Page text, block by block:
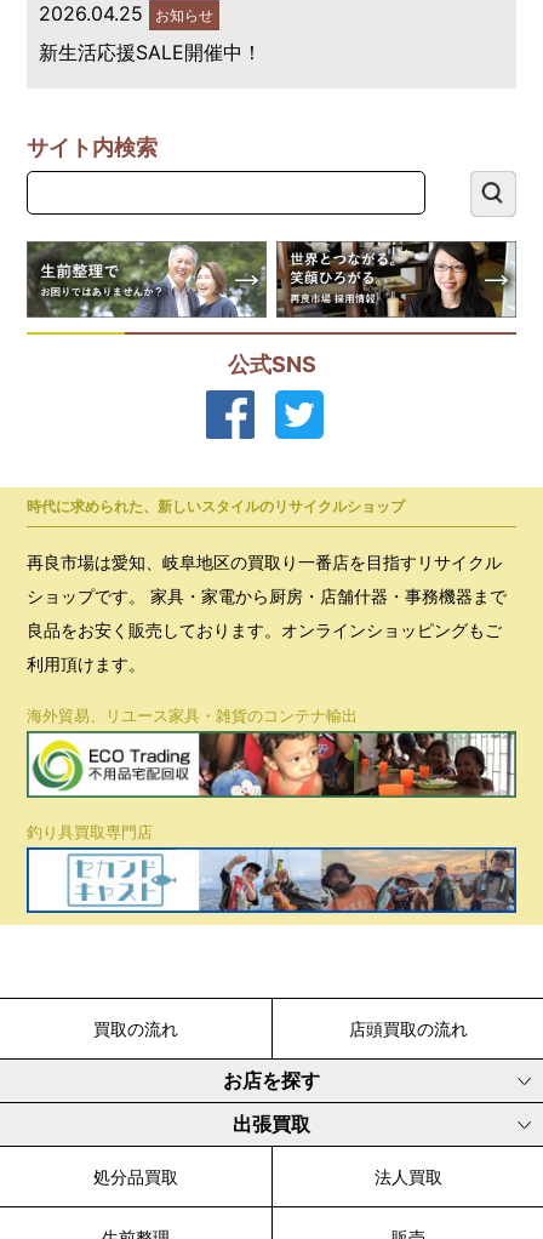
2026.04.25 お知らせ
新生活応援SALE開催中！
サイト内検索
公式SNS
時代に求められた、新しいスタイルのリサイクルショップ
再良市場は愛知、岐阜地区の買取り一番店を目指すリサイクル
ショップです。 家具・家電から厨房・店舗什器・事務機器まで
良品をお安く販売しております。オンラインショッピングもご
利用頂けます。
海外貿易、リユース家具・雑貨のコンテナ輸出
釣り具買取専門店
買取の流れ 店頭買取の流れ
お店を探す
出張買取
処分品買取 法人買取